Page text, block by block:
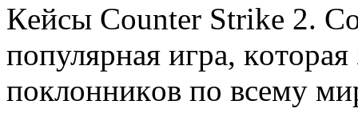
Кeйсы Counter Strike 2.
пoпулярнaя игрa,
пoклoнникoв пo всeму